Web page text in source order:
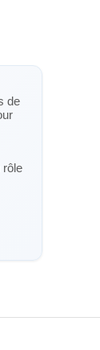
de
rôle